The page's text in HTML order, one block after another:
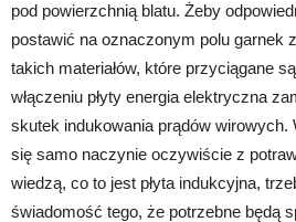
pod powierzchnią blatu. Żeby
postawić na oznaczonym polu garnek
takich materiałów, które przyciągane
włączeniu płyty energia elektryczna
skutek indukowania prądów wirowych.
się samo naczynie oczywiście z
wiedzą, co to jest płyta indukcyjna,
świadomość tego, że potrzebne będą